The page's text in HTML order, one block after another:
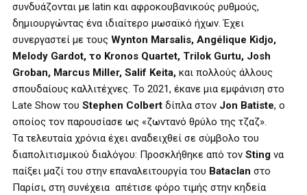
συνδυάζονται με latin και αφροκουβανικούς ρυθμούς,
δημιουργώντας ένα ιδιαίτερο μωσαϊκό ήχων. Έχει
συνεργαστεί με τους Wynton Marsalis, Angélique Kidjo,
Melody Gardot, το Kronos Quartet, Trilok Gurtu, Josh
Groban, Marcus Miller, Salif Keita, και πολλούς άλλους
σπουδαίους καλλιτέχνες. Το 2021, έκανε μια εμφάνιση στο
Late Show του Stephen Colbert δίπλα στον Jon Batiste, ο
οποίος τον παρουσίασε ως «ζωντανό θρύλο της τζαζ».
Τα τελευταία χρόνια έχει αναδειχθεί σε σύμβολο του
διαπολιτισμικού διαλόγου: Προσκλήθηκε από τον Sting να
παίξει μαζί του στην επαναλειτουργία του Bataclan στο
Παρίσι, στη συνέχεια απέτισε φόρο τιμής στην κηδεία